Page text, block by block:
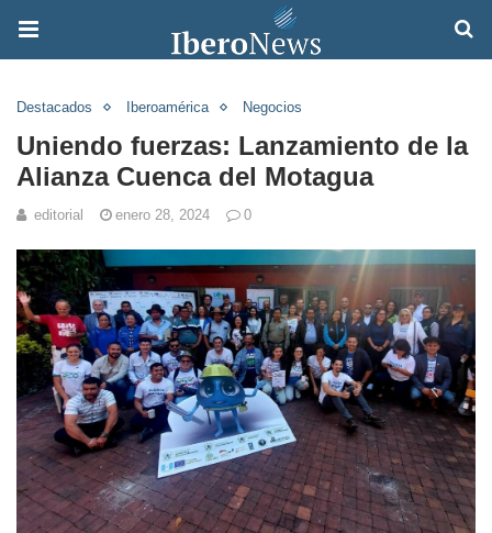
Destacados Iberoamérica Negocios
Uniendo fuerzas: Lanzamiento de la
Alianza Cuenca del Motagua
editorial enero 28, 2024 0